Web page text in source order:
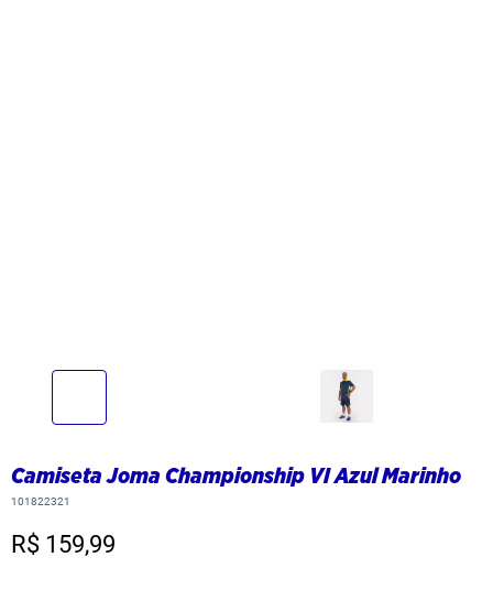
Camiseta Joma Championship VI Azul Marinho
101822321
R$ 159,99